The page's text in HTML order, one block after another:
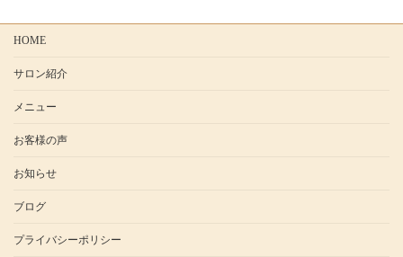
HOME
サロン紹介
メニュー
お客様の声
お知らせ
ブログ
プライバシーポリシー